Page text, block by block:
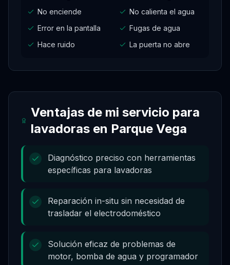
No enciende
No calienta el agua
Error en la pantalla
Fugas de agua
Hace ruido
La puerta no abre
Ventajas de mi servicio para
lavadorasen Parque Vega
Diagnóstico preciso con herramientas
específicas para lavadoras
Reparación in-situ sin necesidad de
trasladar el electrodoméstico
Solución eficaz de problemas de
motor, bomba de agua y programador